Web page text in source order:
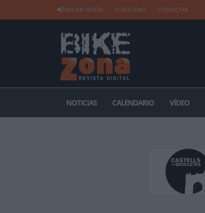
INICIAR SESIÓN PUBLICIDAD CONTACTAR
NOTICIAS CALENDARIO VÍDEO